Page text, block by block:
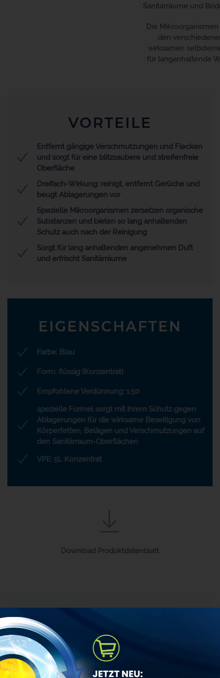
Sanitärräume und
Die
den
wirksamen
für langanhaltende
VORTEILE
Entfernt gängige Verschmutzungen und Flecken
und sorgt für eine blitzsaubere und streifenfreie
Oberfläche
Dreifach-Wirkung: reinigt, entfernt Gerüche und
beugt Ablagerungen vor
Spezielle Mikroorganismen zersetzen organische
Substanzen und bieten so lang anhaltenden
Schutz auch nach der Reinigung
Sorgt für lang anhaltenden angenehmen Duft
und erfrischt Sanitärräume
EIGENSCHAFTEN
Farbe: Blau
Form: flüssig (Konzentrat)
Empfohlene Verdünnung: 1:50
spezielle Formel sorgt mit ihrem Schutz gegen
Ablagerungen für die wirksame Beseitigung von
Körperfetten, Belägen und Verschmutzungen auf
den Sanitärraum-Oberflächen
VPE: 5L Konzentrat
Download Produktdatenblatt
TEL.: +43(0)6245–75 642-0